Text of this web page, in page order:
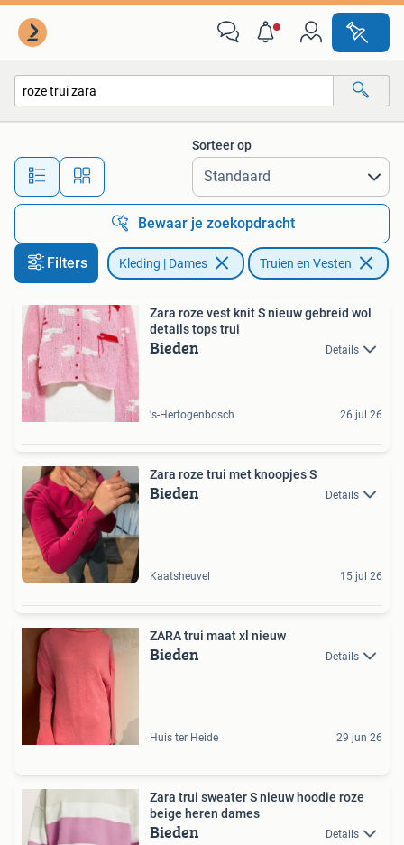
Alle afstanden…
Sorteer op
Bewaar je zoekopdracht
Filters Kleding | Dames Truien en Vesten
Zara roze vest knit S nieuw gebreid wol
details tops trui
Bieden Details
's-Hertogenbosch 26 jul 26
Zara roze trui met knoopjes S
Bieden Details
Kaatsheuvel 15 jul 26
ZARA trui maat xl nieuw
Bieden Details
Huis ter Heide 29 jun 26
Zara trui sweater S nieuw hoodie roze
beige heren dames
Bieden Details